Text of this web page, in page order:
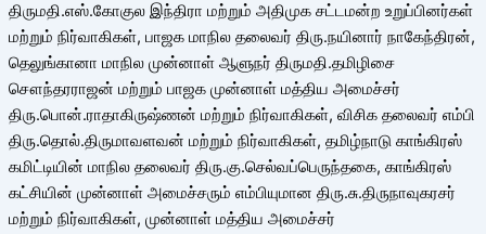
திருமதி.எஸ்.கோகுல இந்திரா மற்றும் அதிமுக சட்டமன்ற உறுப்பினர்கள்
மற்றும் நிர்வாகிகள், பாஜக மாநில தலைவர் திரு.நயினார் நாகேந்திரன்,
தெலுங்கானா மாநில முன்னாள் ஆளுநர் திருமதி.தமிழிசை
சௌந்தரராஜன் மற்றும் பாஜக முன்னாள் மத்திய அமைச்சர்
திரு.பொன்.ராதாகிருஷ்ணன் மற்றும் நிர்வாகிகள், விசிக தலைவர் எம்பி
திரு.தொல்.திருமாவளவன் மற்றும் நிர்வாகிகள், தமிழ்நாடு காங்கிரஸ்
கமிட்டியின் மாநில தலைவர் திரு.கு.செல்வப்பெருந்தகை, காங்கிரஸ்
கட்சியின் முன்னாள் அமைச்சரும் எம்பியுமான திரு.சு.திருநாவுகரசர்
மற்றும் நிர்வாகிகள், முன்னாள் மத்திய அமைச்சர்